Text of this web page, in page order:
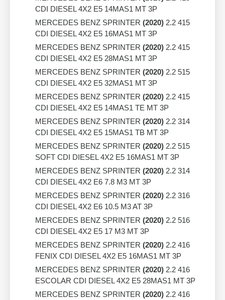
CDI DIESEL 4X2 E5 14MAS1 MT 3P
MERCEDES BENZ SPRINTER (2020) 2.2 415
CDI DIESEL 4X2 E5 16MAS1 MT 3P
MERCEDES BENZ SPRINTER (2020) 2.2 415
CDI DIESEL 4X2 E5 28MAS1 MT 3P
MERCEDES BENZ SPRINTER (2020) 2.2 515
CDI DIESEL 4X2 E5 32MAS1 MT 3P
MERCEDES BENZ SPRINTER (2020) 2.2 415
CDI DIESEL 4X2 E5 14MAS1 TE MT 3P
MERCEDES BENZ SPRINTER (2020) 2.2 314
CDI DIESEL 4X2 E5 15MAS1 TB MT 3P
MERCEDES BENZ SPRINTER (2020) 2.2 515
SOFT CDI DIESEL 4X2 E5 16MAS1 MT 3P
MERCEDES BENZ SPRINTER (2020) 2.2 314
CDI DIESEL 4X2 E6 7.8 M3 MT 3P
MERCEDES BENZ SPRINTER (2020) 2.2 316
CDI DIESEL 4X2 E6 10.5 M3 AT 3P
MERCEDES BENZ SPRINTER (2020) 2.2 516
CDI DIESEL 4X2 E5 17 M3 MT 3P
MERCEDES BENZ SPRINTER (2020) 2.2 416
FENIX CDI DIESEL 4X2 E5 16MAS1 MT 3P
MERCEDES BENZ SPRINTER (2020) 2.2 416
ESCOLAR CDI DIESEL 4X2 E5 28MAS1 MT 3P
MERCEDES BENZ SPRINTER (2020) 2.2 416